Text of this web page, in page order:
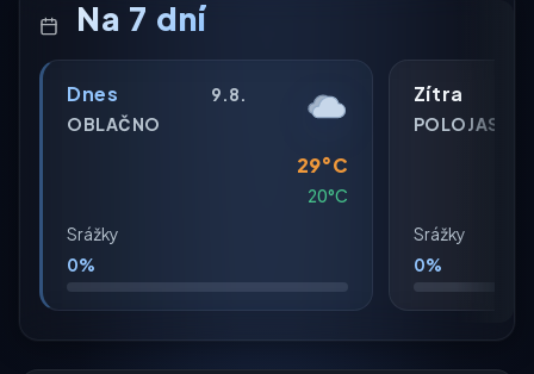
Na 7 dní
Dnes
9.8.
OBLAČNO
29°C
20°C
Srážky
0%
Zítra
POLOJASNO
Srážky
0%